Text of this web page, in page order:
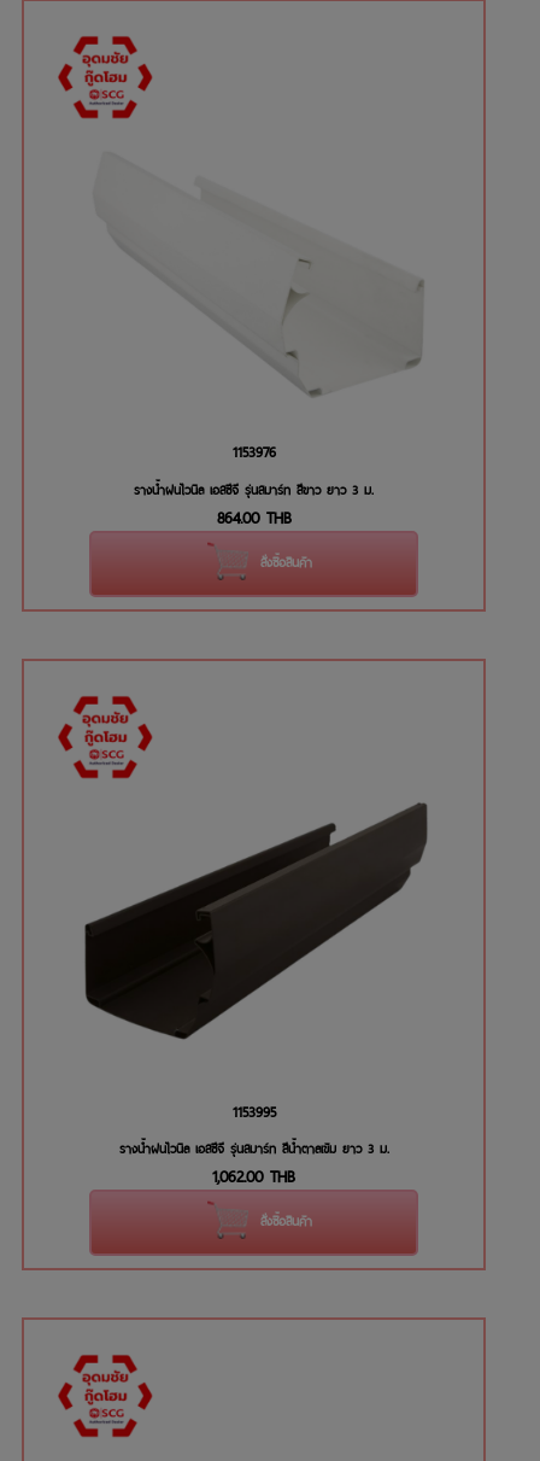
1153976
รางน้ำฝนไวนิล เอสซีจี รุ่นสมาร์ท สีขาว ยาว 3 ม.
864.00 THB
สั่งซื้อสินค้า
1153995
รางน้ำฝนไวนิล เอสซีจี รุ่นสมาร์ท สีน้ำตาลเข้ม ยาว 3 ม.
1,062.00 THB
สั่งซื้อสินค้า